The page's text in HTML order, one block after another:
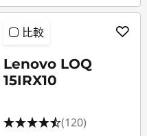
比較
Lenovo LOQ
15IRX10
(120)